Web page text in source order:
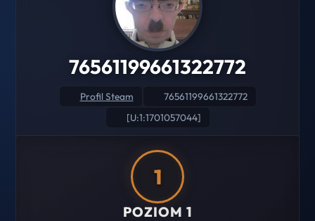
76561199661322772
Profil Steam
76561199661322772
[U:1:1701057044]
1
POZIOM 1